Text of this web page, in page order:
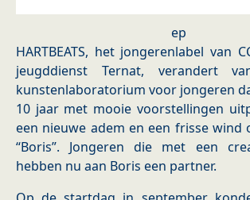
ep
HARTBEATS, het jongerenlabel van
jeugddienst Ternat, verandert
kunstenlaboratorium voor jongeren
10 jaar met mooie voorstellingen
een nieuwe adem en een frisse wind
“Boris”. Jongeren die met een
hebben nu aan Boris een partner.